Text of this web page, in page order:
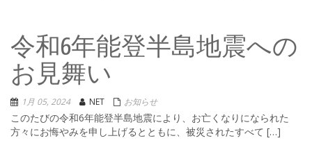
令和6年能登半島地震への
お見舞い
1月 05, 2024 NET お知らせ
このたびの令和6年能登半島地震により、お亡くなりになられた
方々にお悔やみを申し上げるとともに、被災されたすべて […]